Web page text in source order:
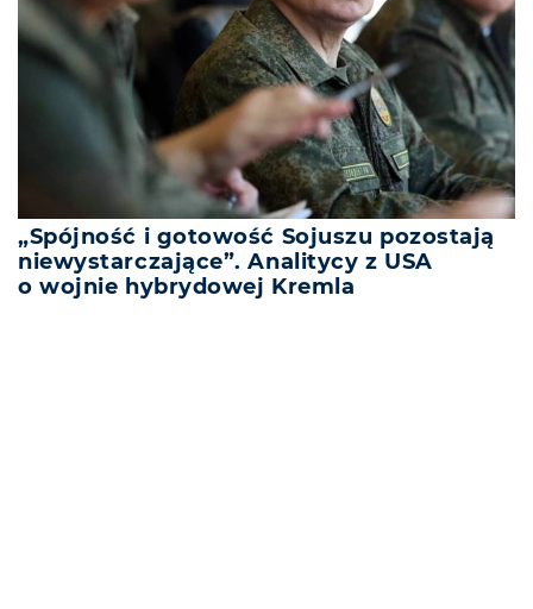
„Spójność i gotowość Sojuszu pozostają
niewystarczające”. Analitycy z USA
o wojnie hybrydowej Kremla